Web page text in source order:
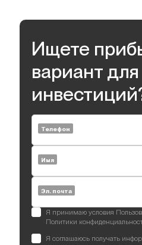
Ищете
вариант для
Телефон
Имя
Эл. почта
Я принимаю условия
Политики
Я соглашаюсь получать